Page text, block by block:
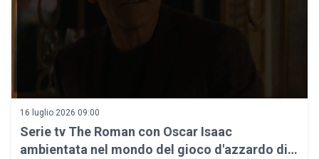
16 luglio 2026 09:00
Serie tv The Roman con Oscar Isaac
ambientata nel mondo del gioco d'azzardo di